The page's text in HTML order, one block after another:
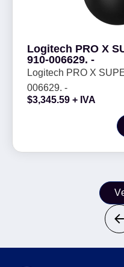
Logitech PRO X
910-006629. -
Logitech PRO X
006629. -
$3,345.59 + IVA